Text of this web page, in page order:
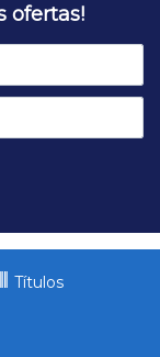
ofertas!
Títulos